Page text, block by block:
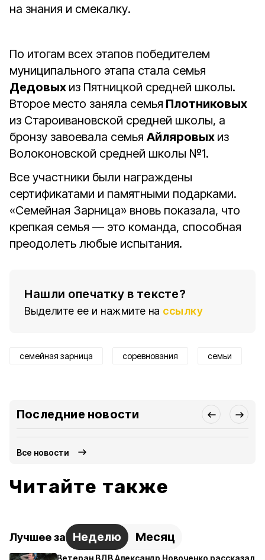
на знания и смекалку.
По итогам всех этапов победителем
муниципального этапа стала семья
Дедовых из Пятницкой средней школы.
Второе место заняла семья Плотниковых
из Староивановской средней школы, а
бронзу завоевала семья Айляровых из
Волоконовской средней школы №1.
Все участники были награждены
сертификатами и памятными подарками.
«Семейная Зарница» вновь показала, что
крепкая семья — это команда, способная
преодолеть любые испытания.
Нашли опечатку в тексте?
Выделите ее и нажмите на ссылку
семейная зарница соревнования семьи
Последние новости
Все новости
Читайте также
Лучшее за Неделю Месяц
Ветеран ВДВ Александр Новоченко рассказал